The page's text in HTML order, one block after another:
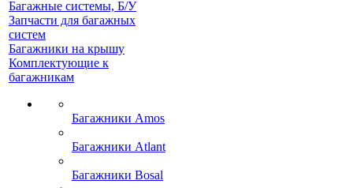
Багажные системы, Б/У
Запчасти для багажных
систем
Багажники на крышу
Комплектующие к
багажникам
Багажники Amos
Багажники Atlant
Багажники Bosal